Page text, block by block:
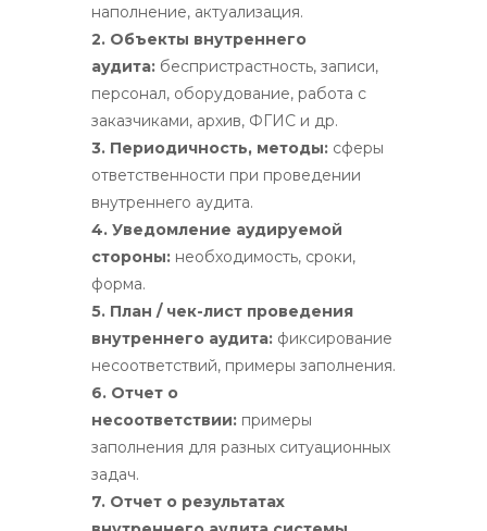
наполнение, актуализация.
2. Объекты внутреннего
аудита: беспристрастность, записи,
персонал, оборудование, работа с
заказчиками, архив, ФГИС и др.
3. Периодичность, методы: сферы
ответственности при проведении
внутреннего аудита.
4. Уведомление аудируемой
стороны: необходимость, сроки,
форма.
5. План / чек-лист проведения
внутреннего аудита: фиксирование
несоответствий, примеры заполнения.
6. Отчет о
несоответствии: примеры
заполнения для разных ситуационных
задач.
7. Отчет о результатах